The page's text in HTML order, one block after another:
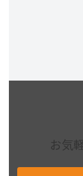
お気